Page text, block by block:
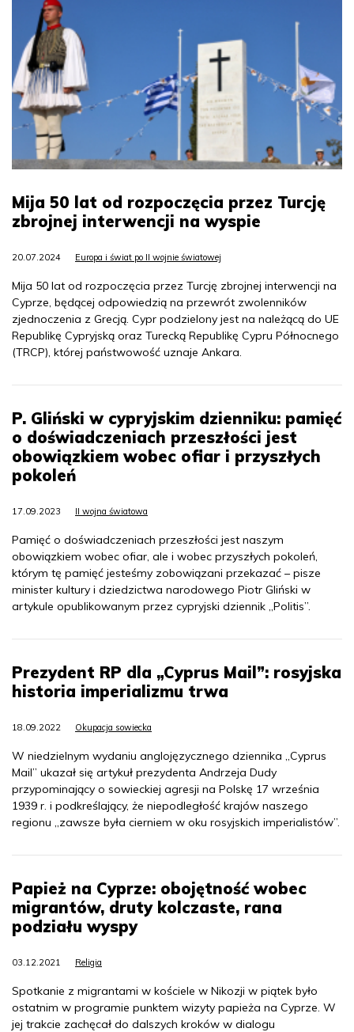
Mija 50 lat od rozpoczęcia przez Turcję
zbrojnej interwencji na wyspie
20.07.2024 Europa i świat po II wojnie światowej
Mija 50 lat od rozpoczęcia przez Turcję zbrojnej interwencji na
Cyprze, będącej odpowiedzią na przewrót zwolenników
zjednoczenia z Grecją. Cypr podzielony jest na należącą do UE
Republikę Cypryjską oraz Turecką Republikę Cypru Północnego
(TRCP), której państwowość uznaje Ankara.
P. Gliński w cypryjskim dzienniku: pamięć
o doświadczeniach przeszłości jest
obowiązkiem wobec ofiar i przyszłych
pokoleń
17.09.2023 II wojna światowa
Pamięć o doświadczeniach przeszłości jest naszym
obowiązkiem wobec ofiar, ale i wobec przyszłych pokoleń,
którym tę pamięć jesteśmy zobowiązani przekazać – pisze
minister kultury i dziedzictwa narodowego Piotr Gliński w
artykule opublikowanym przez cypryjski dziennik „Politis”.
Prezydent RP dla „Cyprus Mail”: rosyjska
historia imperializmu trwa
18.09.2022 Okupacja sowiecka
W niedzielnym wydaniu anglojęzycznego dziennika „Cyprus
Mail” ukazał się artykuł prezydenta Andrzeja Dudy
przypominający o sowieckiej agresji na Polskę 17 września
1939 r. i podkreślający, że niepodległość krajów naszego
regionu „zawsze była cierniem w oku rosyjskich imperialistów”.
Papież na Cyprze: obojętność wobec
migrantów, druty kolczaste, rana
podziału wyspy
03.12.2021 Religia
Spotkanie z migrantami w kościele w Nikozji w piątek było
ostatnim w programie punktem wizyty papieża na Cyprze. W
jej trakcie zachęcał do dalszych kroków w dialogu